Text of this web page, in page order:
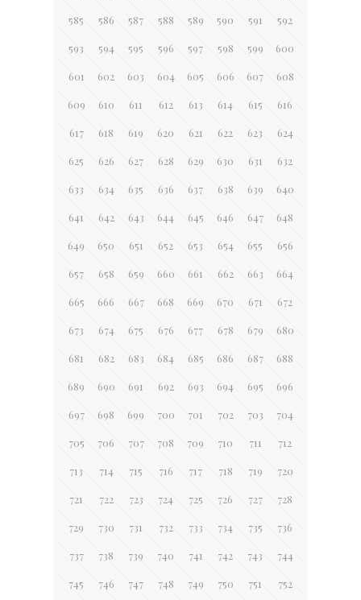
585 586 587 588 589 590 591 592
593 594 595 596 597 598 599 600
601 602 603 604 605 606 607 608
609 610 611 612 613 614 615 616
617 618 619 620 621 622 623 624
625 626 627 628 629 630 631 632
633 634 635 636 637 638 639 640
641 642 643 644 645 646 647 648
649 650 651 652 653 654 655 656
657 658 659 660 661 662 663 664
665 666 667 668 669 670 671 672
673 674 675 676 677 678 679 680
681 682 683 684 685 686 687 688
689 690 691 692 693 694 695 696
697 698 699 700 701 702 703 704
705 706 707 708 709 710 711 712
713 714 715 716 717 718 719 720
721 722 723 724 725 726 727 728
729 730 731 732 733 734 735 736
737 738 739 740 741 742 743 744
745 746 747 748 749 750 751 752